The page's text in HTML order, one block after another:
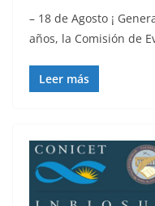
– 18 de Agosto ¡
años, la Comisión de
Leer más